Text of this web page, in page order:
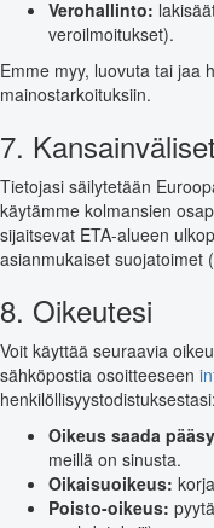
Verohallinto:
veroilmoitukset).
Emme myy, luovuta tai jaa
mainostarkoituksiin.
7.
Tietojasi säilytetään
käytämme kolmansien
sijaitsevat ETA-alueen
asianmukaiset suojatoimet
8. Oikeutesi
Voit käyttää seuraavia
sähköpostia osoitteeseen
henkilöllisyystodistuksestasi:
Oikeus saada
meillä on sinusta.
Oikaisuoikeus:
Poisto-oikeus: